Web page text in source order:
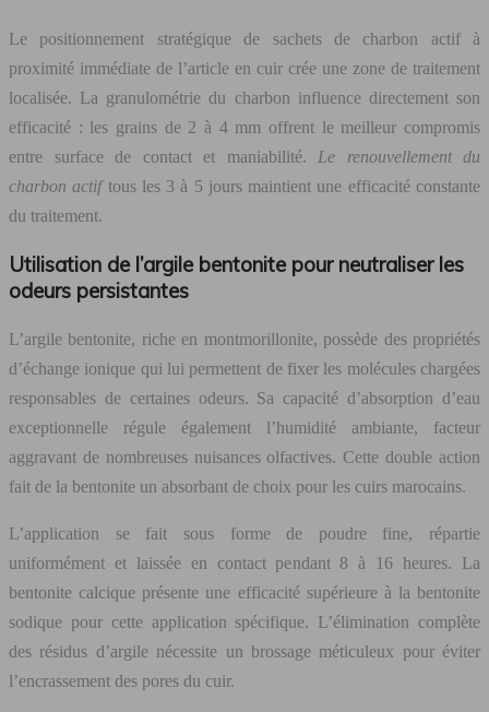
Le positionnement stratégique de sachets de charbon actif à
proximité immédiate de l’article en cuir crée une zone de traitement
localisée. La granulométrie du charbon influence directement son
efficacité : les grains de 2 à 4 mm offrent le meilleur compromis
entre surface de contact et maniabilité. Le renouvellement du
charbon actif tous les 3 à 5 jours maintient une efficacité constante
du traitement.
Utilisation de l’argile bentonite pour neutraliser les
odeurs persistantes
L’argile bentonite, riche en montmorillonite, possède des propriétés
d’échange ionique qui lui permettent de fixer les molécules chargées
responsables de certaines odeurs. Sa capacité d’absorption d’eau
exceptionnelle régule également l’humidité ambiante, facteur
aggravant de nombreuses nuisances olfactives. Cette double action
fait de la bentonite un absorbant de choix pour les cuirs marocains.
L’application se fait sous forme de poudre fine, répartie
uniformément et laissée en contact pendant 8 à 16 heures. La
bentonite calcique présente une efficacité supérieure à la bentonite
sodique pour cette application spécifique. L’élimination complète
des résidus d’argile nécessite un brossage méticuleux pour éviter
l’encrassement des pores du cuir.